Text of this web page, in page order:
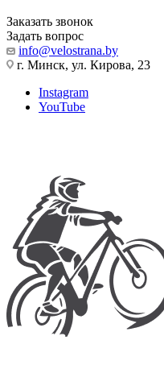
Заказать звонок
Задать вопрос
info@velostrana.by
г. Минск, ул. Кирова, 23
Instagram
YouTube